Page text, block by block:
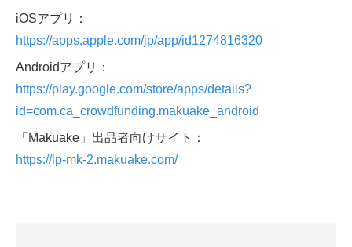
iOSアプリ：
https://apps.apple.com/jp/app/id1274816320
Androidアプリ：
https://play.google.com/store/apps/details?
id=com.ca_crowdfunding.makuake_android
「Makuake」出品者向けサイト：
https://lp-mk-2.makuake.com/